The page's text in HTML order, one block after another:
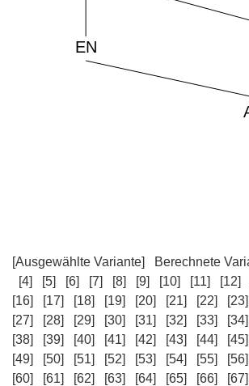
[Ausgewählte Variante] Berechnete
[4]
[5] [6] [7] [8] [9] [10] [11] [12]
[16]
[17] [18] [19] [20] [21] [22] [23]
[27]
[28] [29] [30] [31] [32] [33] [34]
[38]
[39] [40] [41] [42] [43] [44] [45]
[49]
[50] [51] [52] [53] [54] [55] [56]
[60]
[61] [62] [63] [64] [65] [66] [67]